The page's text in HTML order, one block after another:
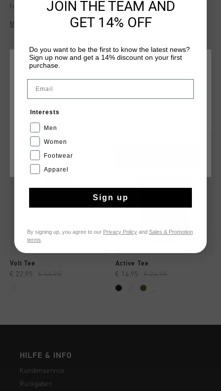
fit T-shirt is perfect for men seeking a versatile addition to
their sport apparel. It features the iconic Cruyff C Lion logo
on the chest and a striking graphic on the back panel. Ideal
sleek and comfortable fit.
Mehr Informationen
DAS KÖNNTE IHNEN AUCH GEFALLEN
Volt Tee
€ 22,95 € 44,95
Active Tee
€ 14,95 € 24,95
...
HILFE & INFO
Kundenservice
Rückgaben
WÄHLEN SIE IHREN STANDORT UND IHRE SPRACHE
CANCEL
JOIN THE TEAM AND
GET 14% OFF
Do you want to be the first to know the latest news?
Sign up now and get a 14% discount on your first
purchase.
Interests
Men
Women
Footwear
Apparel
Sign up
By signing up, you agree to our Privacy Policy and Sales & Promotion
terms